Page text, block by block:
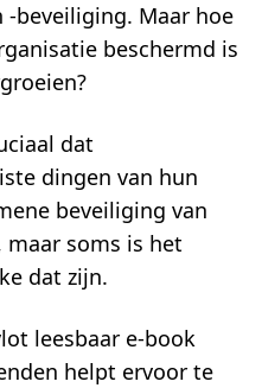
-beveiliging. Maar hoe
beschermd is
dat
dingen van hun
beveiliging van
soms is het
dat zijn.
leesbaar e-book
helpt ervoor te